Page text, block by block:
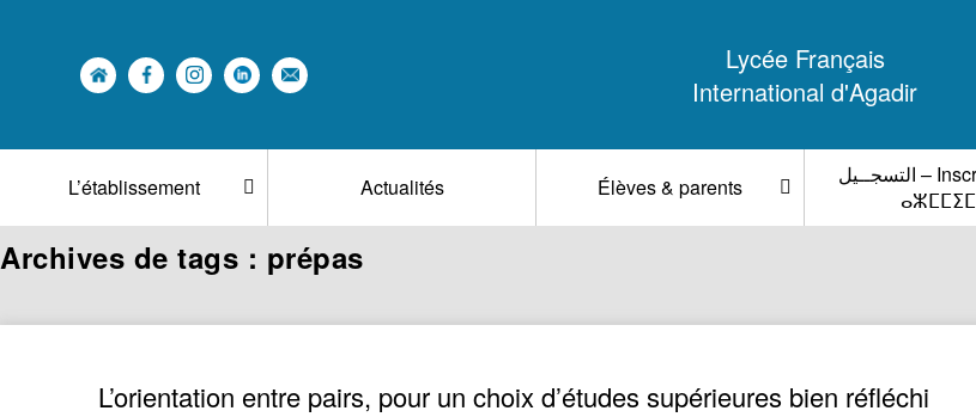
Lycée Français
International d'Agadir
L’établissement Actualités Élèves & parents
التسجــيل – Inscription –
ⴰⵣⵎⵎⵉⵎ
Archives de tags : prépas
L’orientation entre pairs, pour un choix d’études supérieures bien réfléchi